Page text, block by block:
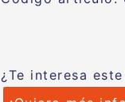
¿Te interesa